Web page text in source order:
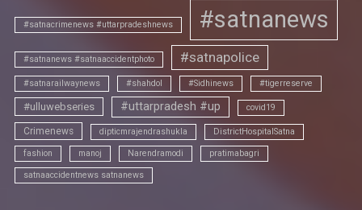
#satnacrimenews #uttarpradeshnews #satnanews
#satnanews #satnaaccidentphoto #satnapolice
#satnarailwaynews #shahdol #Sidhinews #tigerreserve
#ulluwebseries #uttarpradesh #up covid19
Crimenews dipticmrajendrashukla DistrictHospitalSatna
fashion manoj Narendramodi pratimabagri
satnaaccidentnews satnanews